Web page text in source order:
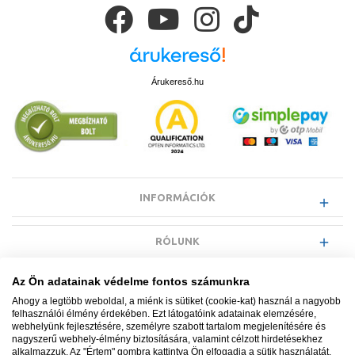
Árukereső.hu
INFORMÁCIÓK
RÓLUNK
EGYÉB INFORMÁCIÓK
VÁSÁRLÓI INFORMÁCIÓK
Az Ön adatainak védelme fontos számunkra
Ahogy a legtöbb weboldal, a miénk is sütiket (cookie-kat) használ a nagyobb
felhasználói élmény érdekében. Ezt látogatóink adatainak elemzésére,
webhelyünk fejlesztésére, személyre szabott tartalom megjelenítésére és
nagyszerű webhely-élmény biztosítására, valamint célzott hirdetésekhez
alkalmazzuk. Az "Értem" gombra kattintva Ön elfogadja a sütik használatát.